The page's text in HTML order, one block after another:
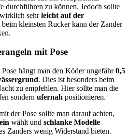
durchführen zu können. Jedoch sollte
sehrleicht auf der
beim kleinsten Rucker kann der Zander
mit Pose
hängt man den Köder ungefähr0,5
. Dies ist besonders beim
zu empfehlen. Hier sollte man die
sondern ufernah positionieren.
der Pose sollte man darauf achten,
wählt und schlanke Modelle
Zanders wenig Widerstand bieten.